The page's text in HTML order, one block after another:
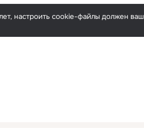
настроить cookie-файлы должен ваш